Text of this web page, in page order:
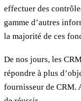
effectuer des
gamme d’autres
la majorité de ces
De nos jours, les
répondre à plus
fournisseur de CRM.